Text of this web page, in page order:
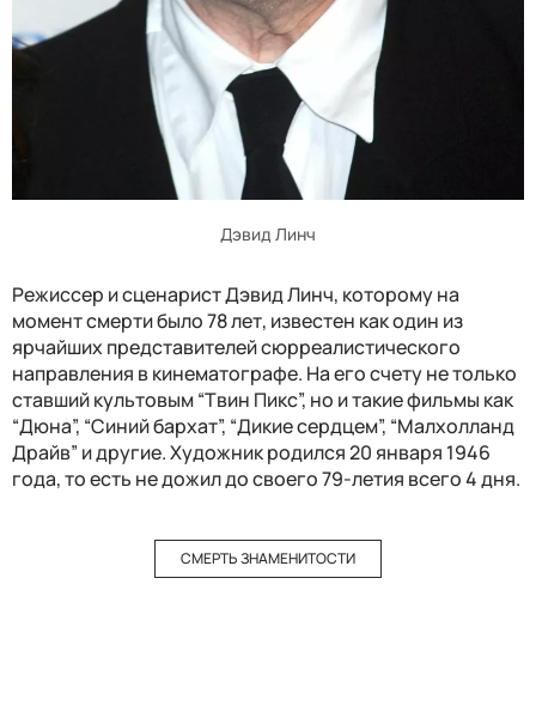
Дэвид Линч
Режиссер и сценарист Дэвид Линч, которому на
момент смерти было 78 лет, известен как один из
ярчайших представителей сюрреалистического
направления в кинематографе. На его счету не только
ставший культовым “Твин Пикс”, но и такие фильмы как
“Дюна”, “Синий бархат”, “Дикие сердцем”, “Малхолланд
Драйв” и другие. Художник родился 20 января 1946
года, то есть не дожил до своего 79-летия всего 4 дня.
СМЕРТЬ ЗНАМЕНИТОСТИ